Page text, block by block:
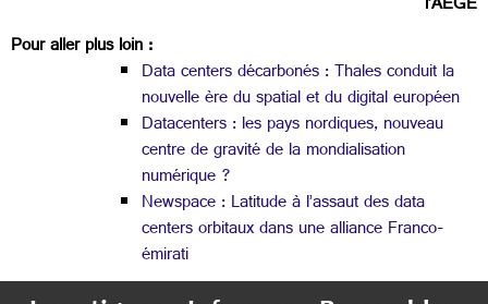
Pour aller plus loin :
Data centers décarbonés : Thales conduit la
nouvelle ère du spatial et du digital européen
Datacenters : les pays nordiques, nouveau
centre de gravité de la mondialisation
numérique ?
Newspace : Latitude à l’assaut des data
centers orbitaux dans une alliance Franco-
émirati